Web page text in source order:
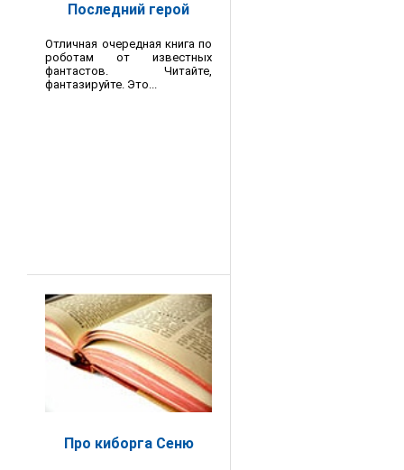
Последний герой
Отличная очередная книга по
роботам от известных
фантастов. Читайте,
фантазируйте. Это...
Про киборга Сеню